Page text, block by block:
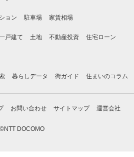
ョン 駐車場 家賃相場
戸建て 土地 不動産投資 住宅ローン
暮らしデータ 街ガイド 住まいのコラム
お問い合わせ サイトマップ 運営会社
©NTT DOCOMO